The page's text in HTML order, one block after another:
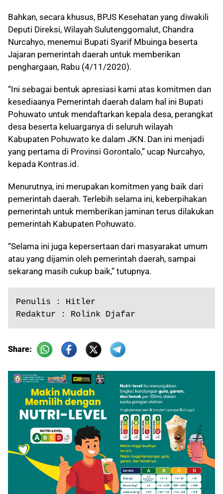
Bahkan, secara khusus, BPJS Kesehatan yang diwakili
Deputi Direksi, Wilayah Sulutenggomalut, Chandra
Nurcahyo, menemui Bupati Syarif Mbuinga beserta
Jajaran pemerintah daerah untuk memberikan
penghargaan, Rabu (4/11/2020).
“Ini sebagai bentuk apresiasi kami atas komitmen dan
kesediaanya Pemerintah daerah dalam hal ini Bupati
Pohuwato untuk mendaftarkan kepala desa, perangkat
desa beserta keluarganya di seluruh wilayah
Kabupaten Pohuwato ke dalam JKN. Dan ini menjadi
yang pertama di Provinsi Gorontalo,” ucap Nurcahyo,
kepada Kontras.id.
Menurutnya, ini merupakan komitmen yang baik dari
pemerintah daerah. Terlebih selama ini, keberpihakan
pemerintah untuk memberikan jaminan terus dilakukan
pemerintah Kabupaten Pohuwato.
“Selama ini juga kepersertaan dari masyarakat umum
atau yang dijamin oleh pemerintah daerah, sampai
sekarang masih cukup baik,” tutupnya.
Penulis : Hitler
Redaktur : Rolink Djafar
Share: